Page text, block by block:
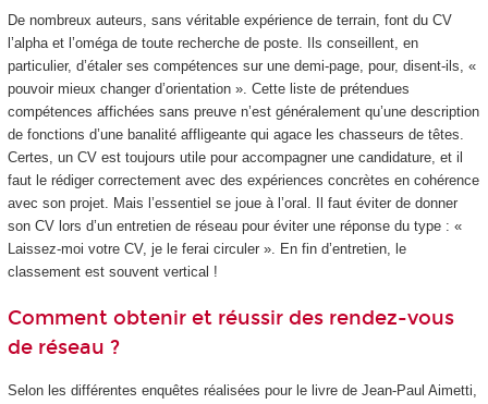
De nombreux auteurs, sans véritable expérience de terrain, font du CV
l’alpha et l’oméga de toute recherche de poste. Ils conseillent, en
particulier, d’étaler ses compétences sur une demi-page, pour, disent-ils, «
pouvoir mieux changer d’orientation ». Cette liste de prétendues
compétences affichées sans preuve n’est généralement qu’une description
de fonctions d’une banalité affligeante qui agace les chasseurs de têtes.
Certes, un CV est toujours utile pour accompagner une candidature, et il
faut le rédiger correctement avec des expériences concrètes en cohérence
avec son projet. Mais l’essentiel se joue à l’oral. Il faut éviter de donner
son CV lors d’un entretien de réseau pour éviter une réponse du type : «
Laissez-moi votre CV, je le ferai circuler ». En fin d’entretien, le
classement est souvent vertical !
Comment obtenir et réussir des rendez-vous
de réseau ?
Selon les différentes enquêtes réalisées pour le livre de Jean-Paul Aimetti,